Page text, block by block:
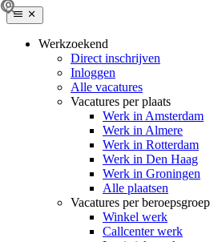
Werkzoekend
Direct inschrijven
Inloggen
Alle vacatures
Vacatures per plaats
Werk in Amsterdam
Werk in Almere
Werk in Rotterdam
Werk in Den Haag
Werk in Groningen
Alle plaatsen
Vacatures per beroepsgroep
Winkel werk
Callcenter werk